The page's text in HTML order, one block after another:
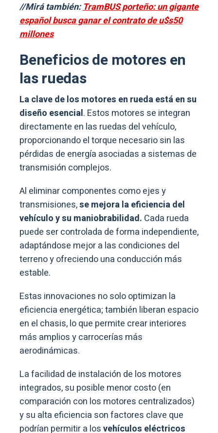
//Mirá también:TramBUS porteño: un gigante
español busca ganar el contrato de u$s50
millones
Beneficios de motores en
las ruedas
La clave de los motores en rueda está en su
diseño esencial. Estos motores se integran
directamente en las ruedas del vehículo,
proporcionando el torque necesario sin las
pérdidas de energía asociadas a sistemas de
transmisión complejos.
Al eliminar componentes como ejes y
transmisiones,se mejora la eficiencia del
vehículo y su maniobrabilidad. Cada rueda
puede ser controlada de forma independiente,
adaptándose mejor a las condiciones del
terreno y ofreciendo una conducción más
estable.
Estas innovaciones no solo optimizan la
eficiencia energética; también liberan espacio
en el chasis, lo que permite crear interiores
más amplios y carrocerías más
aerodinámicas.
La facilidad de instalación de los motores
integrados, su posible menor costo (en
comparación con los motores centralizados)
y su alta eficiencia son factores clave que
podrían permitir a losvehículos eléctricos